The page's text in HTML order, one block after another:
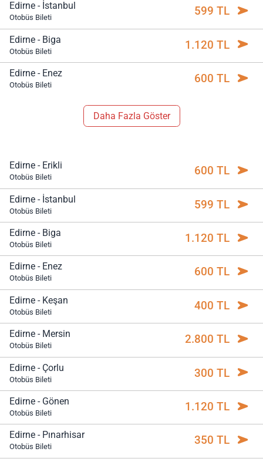
Edirne - İstanbul
Otobüs Bileti 599 TL
Edirne - Biga
Otobüs Bileti 1.120 TL
Edirne - Enez
Otobüs Bileti 600 TL
Daha Fazla Göster
Edirne - Erikli
Otobüs Bileti 600 TL
Edirne - İstanbul
Otobüs Bileti 599 TL
Edirne - Biga
Otobüs Bileti 1.120 TL
Edirne - Enez
Otobüs Bileti 600 TL
Edirne - Keşan
Otobüs Bileti 400 TL
Edirne - Mersin
Otobüs Bileti 2.800 TL
Edirne - Çorlu
Otobüs Bileti 300 TL
Edirne - Gönen
Otobüs Bileti 1.120 TL
Edirne - Pınarhisar
Otobüs Bileti 350 TL